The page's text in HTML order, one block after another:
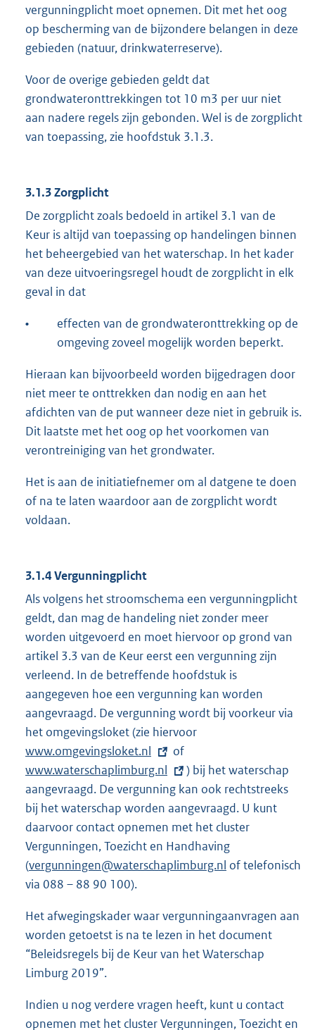
vergunningplicht moet opnemen. Dit met het oog
op bescherming van de bijzondere belangen in deze
gebieden (natuur, drinkwaterreserve).
Voor de overige gebieden geldt dat
grondwateronttrekkingen tot 10 m3 per uur niet
aan nadere regels zijn gebonden. Wel is de zorgplicht
van toepassing, zie hoofdstuk 3.1.3.
3.1.3 Zorgplicht
De zorgplicht zoals bedoeld in artikel 3.1 van de
Keur is altijd van toepassing op handelingen binnen
het beheergebied van het waterschap. In het kader
van deze uitvoeringsregel houdt de zorgplicht in elk
geval in dat
•
effecten van de grondwateronttrekking op de
omgeving zoveel mogelijk worden beperkt.
Hieraan kan bijvoorbeeld worden bijgedragen door
niet meer te onttrekken dan nodig en aan het
afdichten van de put wanneer deze niet in gebruik is.
Dit laatste met het oog op het voorkomen van
verontreiniging van het grondwater.
Het is aan de initiatiefnemer om al datgene te doen
of na te laten waardoor aan de zorgplicht wordt
voldaan.
3.1.4 Vergunningplicht
Als volgens het stroomschema een vergunningplicht
geldt, dan mag de handeling niet zonder meer
worden uitgevoerd en moet hiervoor op grond van
artikel 3.3 van de Keur eerst een vergunning zijn
verleend. In de betreffende hoofdstuk is
aangegeven hoe een vergunning kan worden
aangevraagd. De vergunning wordt bij voorkeur via
het omgevingsloket (zie hiervoor
t
e
r
n
e
l
k
:
www.omgevingsloket.nl of
x
t
e
r
n
e
n
k
:
www.waterschaplimburg.nl
) bij het waterschap
aangevraagd. De vergunning kan ook rechtstreeks
bij het waterschap worden aangevraagd. U kunt
daarvoor contact opnemen met het cluster
Vergunningen, Toezicht en Handhaving
(vergunningen@waterschaplimburg.nl of telefonisch
via 088 – 88 90 100).
Het afwegingskader waar vergunningaanvragen aan
worden getoetst is na te lezen in het document
“Beleidsregels bij de Keur van het Waterschap
Limburg 2019”.
Indien u nog verdere vragen heeft, kunt u contact
opnemen met het cluster Vergunningen, Toezicht en